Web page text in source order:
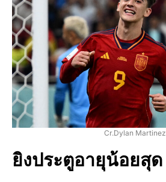
Cr.Dylan Martinez
ยิงประตูอายุน้อยสุด